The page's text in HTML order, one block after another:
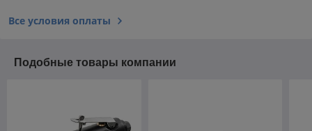
Все условия оплаты
Подобные товары компании